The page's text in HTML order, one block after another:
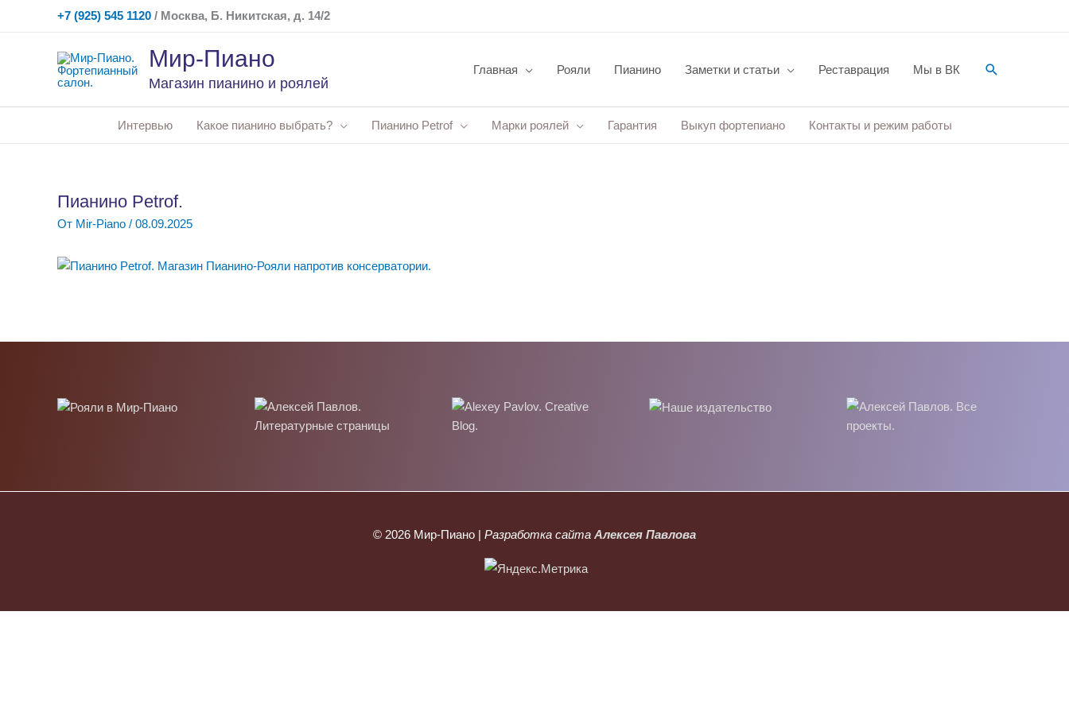
+7 (925) 545 1120 / Москва, Б. Никитская, д. 14/2
Мир-Пиано
Магазин пианино и роялей
Главная Рояли Пианино Заметки и статьи Реставрация Мы в ВК Поиск
Интервью Какое пианино выбрать? Пианино Petrof Марки роялей Гарантия Выкуп фортепиано Контакты и режим работы
Пианино Petrof.
От Mir-Piano / 08.09.2025
© 2026 Мир-Пиано | Разработка сайта Алексея Павлова